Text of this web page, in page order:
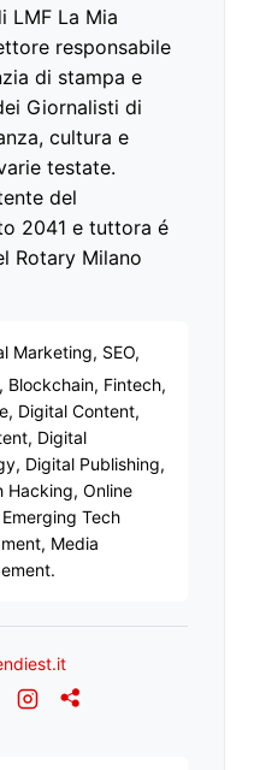
LMF La Mia
responsabile
di stampa e
Giornalisti di
cultura e
testate.
del
2041 e tuttora é
Rotary Milano
Marketing, SEO,
Fintech,
Digital Content,
Digital
Digital Publishing,
Hacking, Online
Tech
Media
Instagram
Addthis